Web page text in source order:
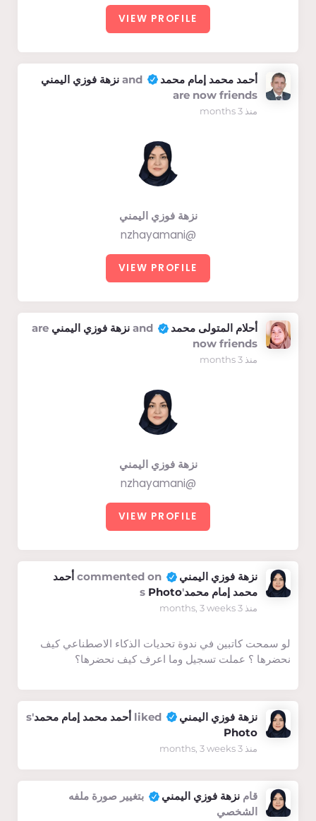
VIEW PROFILE
أحمد محمد إمام محمد and
نزهة فوزي اليمني
are now friends
منذ 3 months
نزهة فوزي اليمني
@nzhayamani
VIEW PROFILE
أحلام المتولى محمد and نزهة فوزي اليمني are
now friends
منذ 3 months
نزهة فوزي اليمني
@nzhayamani
VIEW PROFILE
نزهة فوزي اليمني commented on
أحمد
محمد إمام محمد's
Photo
منذ 3 months, 3 weeks
لو سمحت كاتبين في ندوة تحديات الذكاء الاصطناعي كيف
نحضرها ؟ عملت تسجيل وما اعرف كيف نحضرها؟
نزهة فوزي اليمني liked أحمد محمد إمام محمد's
Photo
منذ 3 months, 3 weeks
قامنزهة فوزي اليمني
بتغيير صورة ملفه
الشخصي